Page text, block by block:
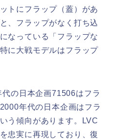
トにフラップ（蓋）があ
、フラップがなく打ち込
なっている「フラップな
に大戦モデルはフラップ
の日本企画71506はフラ
年代の日本企画はフラ
う傾向があります。LVC
忠実に再現しており、復